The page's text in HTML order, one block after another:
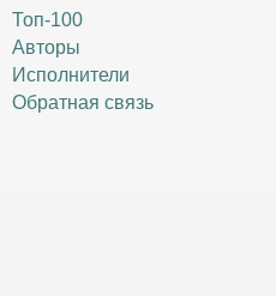
Топ-100
Авторы
Исполнители
Обратная связь